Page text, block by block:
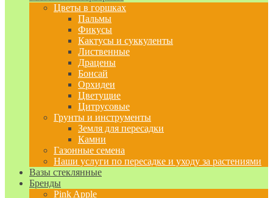
Цветы в горшках
Пальмы
Фикусы
Кактусы и суккуленты
Лиственные
Драцены
Бонсай
Орхидеи
Цветущие
Цитрусовые
Грунты и инструменты
Земля для пересадки
Камни
Газонные семена
Наши услуги по пересадке и уходу за растениями
Вазы стеклянные
Бренды
Pink Apple